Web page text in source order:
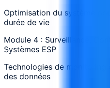
Optimisation du système
durée de vie
Module 4 : Surveillance,
Systèmes ESP
Technologies de
des données